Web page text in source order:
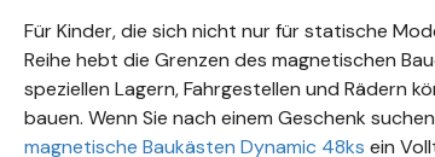
Für Kinder, die sich nicht nur für statische
Reihe hebt die Grenzen des magnetischen
speziellen Lagern, Fahrgestellen und Rädern
bauen. Wenn Sie nach einem Geschenk
magnetische Baukästen Dynamic 48ks ein